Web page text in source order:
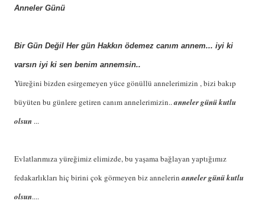
Anneler Günü
Bir Gün Değil Her gün Hakkın ödemez canım annem... iyi ki
varsın iyi ki sen benim annemsin..
Yüreğini bizden esirgemeyen yüce gönüllü annelerimizin , bizi bakıp
büyüten bu günlere getiren canım annelerimizin..anneler günü kutlu
olsun ...
Evlatlarımıza yüreğimiz elimizde, bu yaşama bağlayan yaptığımız
fedakarlıkları hiç birini çok görmeyen biz annelerinanneler günü kutlu
olsun....